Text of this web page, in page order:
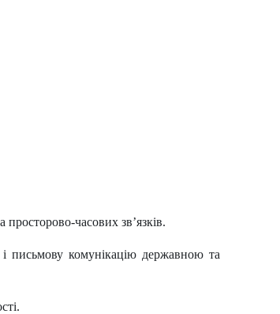
часових зв’язків.
і письмову комунікацію державною та